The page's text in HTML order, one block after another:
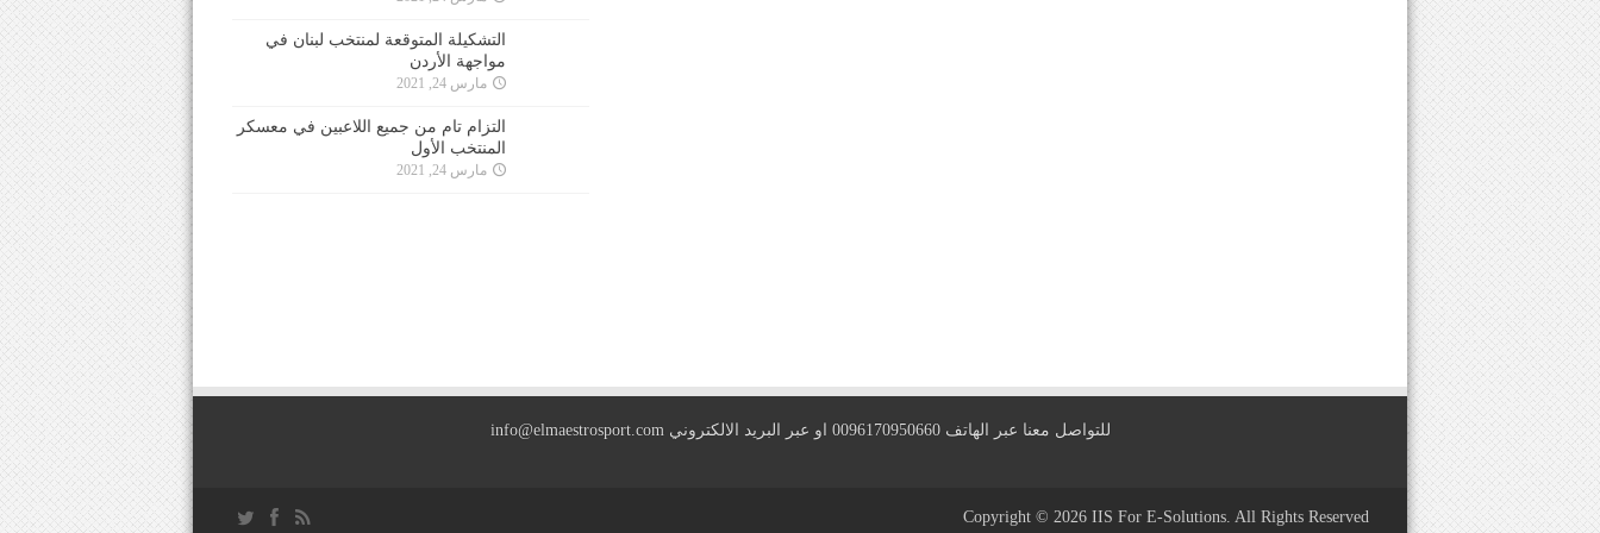
التشكيلة المتوقعة لمنتخب لبنان في
مواجهة الأردن
مارس 24, 2021
التزام تام من جميع اللاعبين في معسكر
المنتخب الأول
مارس 24, 2021
للتواصل معنا عبر الهاتف 0096170950660 او عبر البريد الالكتروني info@elmaestrosport.com
Copyright © 2026 IIS For E-Solutions. All Rights Reserved